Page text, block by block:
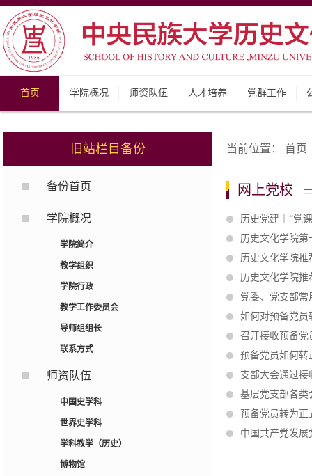
首页 学院概况 师资队伍 人才培养 党群工作
旧站栏目备份
备份首页
学院概况
学院简介
教学组织
学院行政
教学工作委员会
导师组组长
联系方式
师资队伍
中国史学科
世界史学科
学科教学（历史）
博物馆
当前位置： 首页
网上党校
历史党建｜“党
历史文化学院
历史文化学院推
历史文化学院推
党委、党支部
如何对预备党员
召开接收预备党
预备党员如何转
支部大会通过
基层党支部各类
预备党员转为正
中国共产党发展